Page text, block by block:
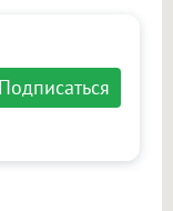
Подписаться